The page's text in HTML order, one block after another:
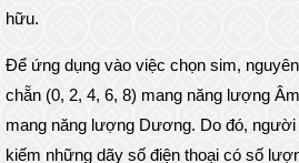
hữu.
Để ứng dụng vào việc chọn sim,
chẵn (0, 2, 4, 6, 8) mang năng lượng
mang năng lượng Dương. Do đó,
kiếm những dãy số điện thoại có số